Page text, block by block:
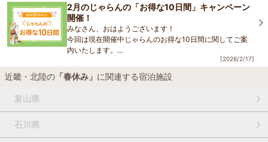
当ホテルでも、通常のプラン
2月のじゃらんの「お得な10日間」キャンペーン
開催！
みなさん、おはようございます！
今回は現在開催中じゃらんのお得な10日間に関してご案
内いたします。
2月20日から10日間限定でじゃらんのお得な10日間キャ
ンペーンが開催中です。
[2026/2/17]
近畿・北陸の 「春休み」 に関連する宿泊施設
富山県
石川県